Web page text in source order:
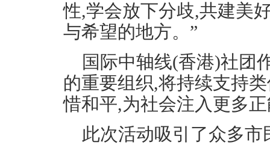
性,学会放下分歧,共建美
与希望的地方。”
国际中轴线(香港)社团
的重要组织,将持续支持
惜和平,为社会注入更多
此次活动吸引了众多